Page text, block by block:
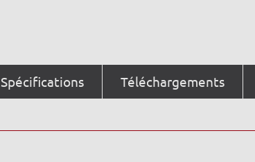
Spécifications Téléchargements